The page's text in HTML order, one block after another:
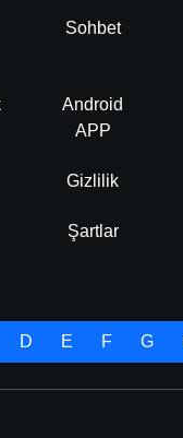
Sohbet
Android
APP
Gizlilik
Şartlar
D E F G